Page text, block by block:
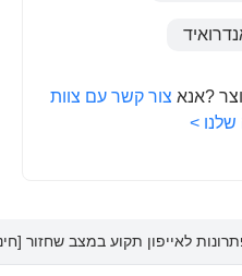
?אנא צור קשר עם צוות
>